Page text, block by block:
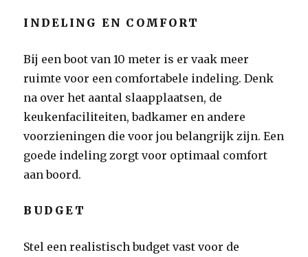
INDELING EN COMFORT
Bij een boot van 10 meter is er vaak meer
ruimte voor een comfortabele indeling. Denk
na over het aantal slaapplaatsen, de
keukenfaciliteiten, badkamer en andere
voorzieningen die voor jou belangrijk zijn. Een
goede indeling zorgt voor optimaal comfort
aan boord.
BUDGET
Stel een realistisch budget vast voor de